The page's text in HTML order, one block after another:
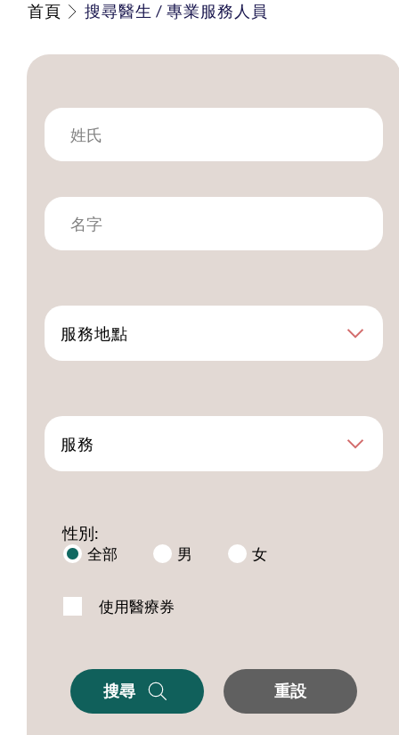
首頁 搜尋醫生 / 專業服務人員
服務地點
服務
性別:
全部 男 女
使用醫療券
搜尋 重設